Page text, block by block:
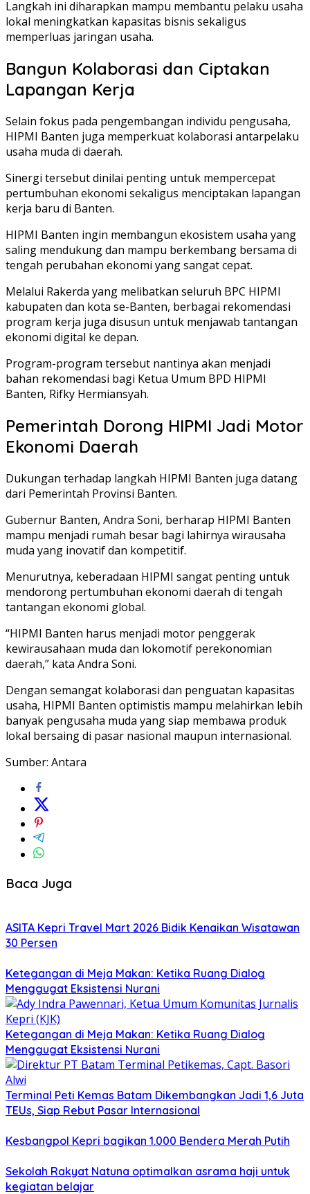
Langkah ini diharapkan mampu membantu pelaku usaha
lokal meningkatkan kapasitas bisnis sekaligus
memperluas jaringan usaha.
Bangun Kolaborasi dan Ciptakan
Lapangan Kerja
Selain fokus pada pengembangan individu pengusaha,
HIPMI Banten juga memperkuat kolaborasi antarpelaku
usaha muda di daerah.
Sinergi tersebut dinilai penting untuk mempercepat
pertumbuhan ekonomi sekaligus menciptakan lapangan
kerja baru di Banten.
HIPMI Banten ingin membangun ekosistem usaha yang
saling mendukung dan mampu berkembang bersama di
tengah perubahan ekonomi yang sangat cepat.
Melalui Rakerda yang melibatkan seluruh BPC HIPMI
kabupaten dan kota se-Banten, berbagai rekomendasi
program kerja juga disusun untuk menjawab tantangan
ekonomi digital ke depan.
Program-program tersebut nantinya akan menjadi
bahan rekomendasi bagi Ketua Umum BPD HIPMI
Banten, Rifky Hermiansyah.
Pemerintah Dorong HIPMI Jadi Motor
Ekonomi Daerah
Dukungan terhadap langkah HIPMI Banten juga datang
dari Pemerintah Provinsi Banten.
Gubernur Banten, Andra Soni, berharap HIPMI Banten
mampu menjadi rumah besar bagi lahirnya wirausaha
muda yang inovatif dan kompetitif.
Menurutnya, keberadaan HIPMI sangat penting untuk
mendorong pertumbuhan ekonomi daerah di tengah
tantangan ekonomi global.
“HIPMI Banten harus menjadi motor penggerak
kewirausahaan muda dan lokomotif perekonomian
daerah,” kata Andra Soni.
Dengan semangat kolaborasi dan penguatan kapasitas
usaha, HIPMI Banten optimistis mampu melahirkan lebih
banyak pengusaha muda yang siap membawa produk
lokal bersaing di pasar nasional maupun internasional.
Sumber: Antara
Baca Juga
ASITA Kepri Travel Mart 2026 Bidik Kenaikan Wisatawan
30 Persen
Ketegangan di Meja Makan: Ketika Ruang Dialog
Menggugat Eksistensi Nurani
Ketegangan di Meja Makan: Ketika Ruang Dialog
Menggugat Eksistensi Nurani
Terminal Peti Kemas Batam Dikembangkan Jadi 1,6 Juta
TEUs, Siap Rebut Pasar Internasional
Kesbangpol Kepri bagikan 1.000 Bendera Merah Putih
Sekolah Rakyat Natuna optimalkan asrama haji untuk
kegiatan belajar